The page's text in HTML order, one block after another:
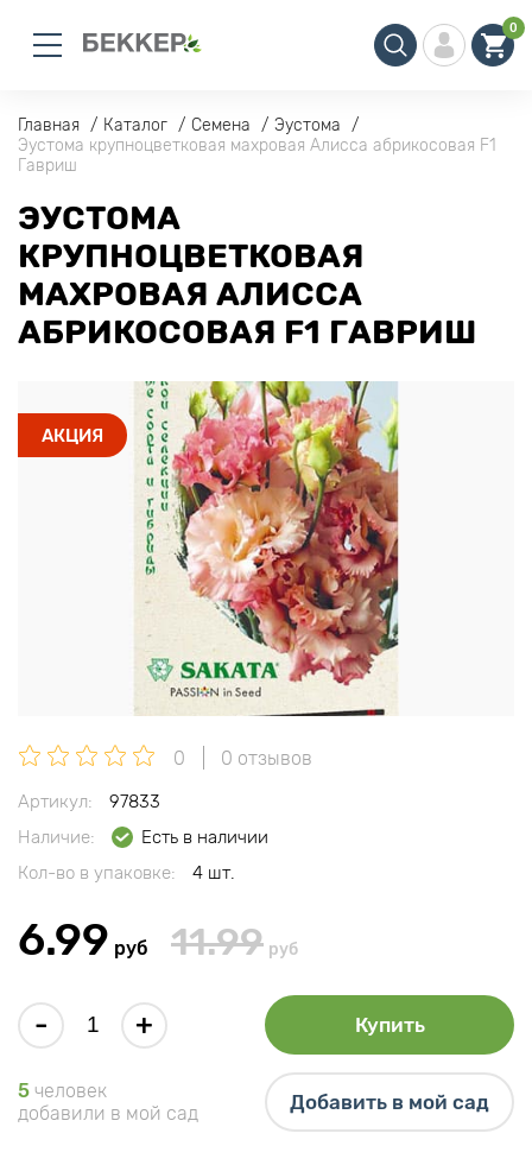
0
Главная Каталог Семена
Эустома
Эустома крупноцветковая махровая Алисса абрикосовая F1
Гавриш
ЭУСТОМА
КРУПНОЦВЕТКОВАЯ
МАХРОВАЯ АЛИССА
АБРИКОСОВАЯ F1 ГАВРИШ
АКЦИЯ
0 0 отзывов
Артикул:
97833
Наличие:
Есть в наличии
Кол-во в упаковке:
4 шт.
6.99 руб 11.99 руб
- + Купить
5 человек
добавили в мой сад
Добавить в мой сад